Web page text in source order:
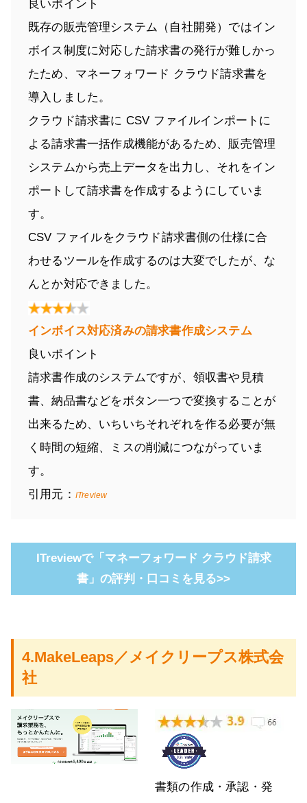
良いポイント
既存の販売管理システム（自社開発）ではイン
ボイス制度に対応した請求書の発行が難しかっ
たため、マネーフォワード クラウド請求書を
導入しました。
クラウド請求書に CSV ファイルインポートに
よる請求書一括作成機能があるため、販売管理
システムから売上データを出力し、それをイン
ポートして請求書を作成するようにしていま
す。
CSV ファイルをクラウド請求書側の仕様に合
わせるツールを作成するのは大変でしたが、な
んとか対応できました。
インボイス対応済みの請求書作成システム
良いポイント
請求書作成のシステムですが、領収書や見積
書、納品書などをボタン一つで変換することが
出来るため、いちいちそれぞれを作る必要が無
く時間の短縮、ミスの削減につながっていま
す。
引用元： ITreview
ITreviewで「マネーフォワード クラウド請求
書」の評判・口コミを見る>>
4.MakeLeaps／メイクリープス株式会
社
書類の作成・承認・発